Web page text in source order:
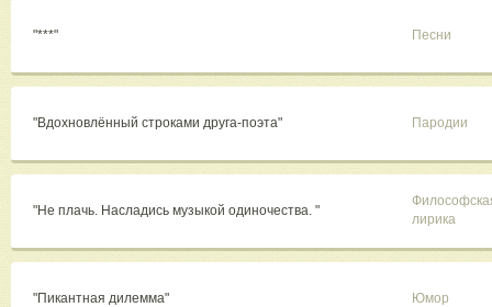
"***" Песни
"Вдохновлённый строками друга-поэта" Пародии
"Не плачь. Насладись музыкой одиночества. "
лирика
"Пикантная дилемма" Юмор